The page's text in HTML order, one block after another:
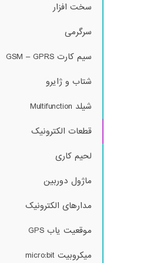
سخت افزار
سرگرمی
سیم کارت GSM – GPRS
شتاب و ژایرو
شیلد Multifunction
قطعات الکترونیک
لحیم کاری
ماژول دوربین
مدارهای الکترونیک
موقعیت یاب GPS
میکروبیت micro:bit